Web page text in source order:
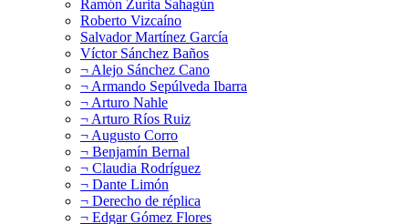
Ramón Zurita Sahagún
Roberto Vizcaíno
Salvador Martínez García
Víctor Sánchez Baños
¬ Alejo Sánchez Cano
¬ Armando Sepúlveda Ibarra
¬ Arturo Nahle
¬ Arturo Ríos Ruiz
¬ Augusto Corro
¬ Benjamín Bernal
¬ Claudia Rodríguez
¬ Dante Limón
¬ Derecho de réplica
¬ Edgar Gómez Flores